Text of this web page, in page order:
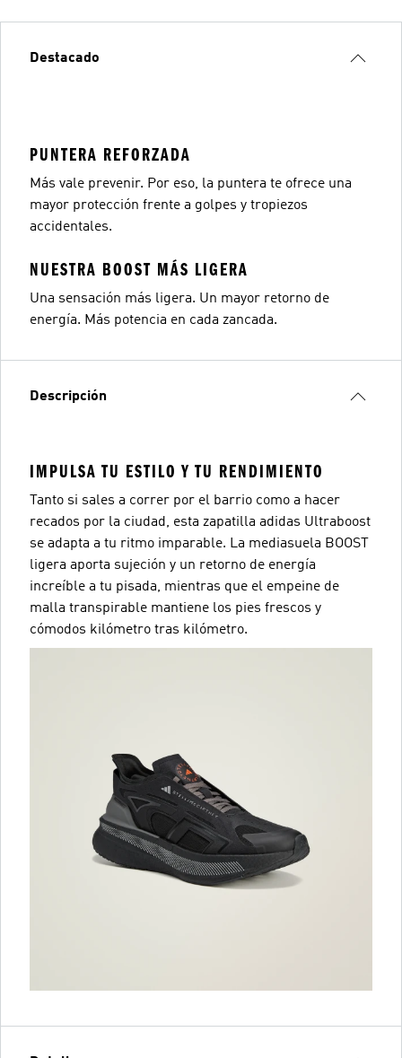
Destacado
PUNTERA REFORZADA
Más vale prevenir. Por eso, la puntera te ofrece una
mayor protección frente a golpes y tropiezos
accidentales.
NUESTRA BOOST MÁS LIGERA
Una sensación más ligera. Un mayor retorno de
energía. Más potencia en cada zancada.
Descripción
IMPULSA TU ESTILO Y TU RENDIMIENTO
Tanto si sales a correr por el barrio como a hacer
recados por la ciudad, esta zapatilla adidas Ultraboost
se adapta a tu ritmo imparable. La mediasuela BOOST
ligera aporta sujeción y un retorno de energía
increíble a tu pisada, mientras que el empeine de
malla transpirable mantiene los pies frescos y
cómodos kilómetro tras kilómetro.